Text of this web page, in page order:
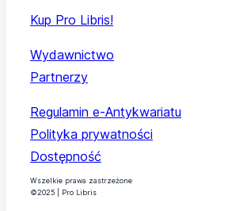
Kup Pro Libris!
Wydawnictwo
Partnerzy
Regulamin e-Antykwariatu
Polityka prywatności
Dostępność
Wszelkie prawa zastrzeżone
©2025 | Pro Libris